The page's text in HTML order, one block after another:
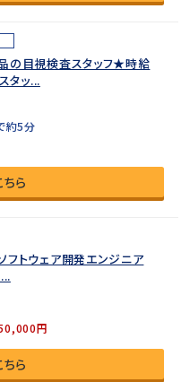
の目視検査スタッフ★時給
タッ...
約5分
ら
フトウェア開発エンジニア
円
ら